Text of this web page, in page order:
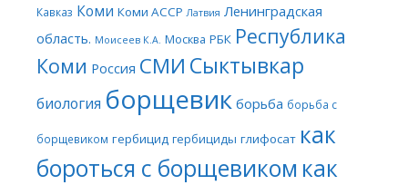
Кавказ Коми Коми АССР Латвия Ленинградская
область. Моисеев К.А. Москва РБК Республика
Коми Россия СМИ Сыктывкар
биология борщевик борьба борьба с
борщевиком гербицид гербициды глифосат как
бороться с борщевиком как